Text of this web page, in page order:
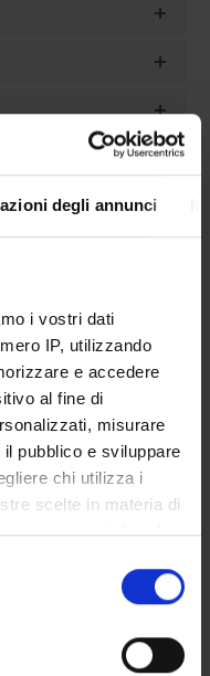
degli annunci
i vostri dati
IP, utilizzando
e accedere
al fine di
misurare
pubblico e sviluppare
chi utilizza i
scelte in materia di
proprietà digitale
in qualsiasi
o facendo clic